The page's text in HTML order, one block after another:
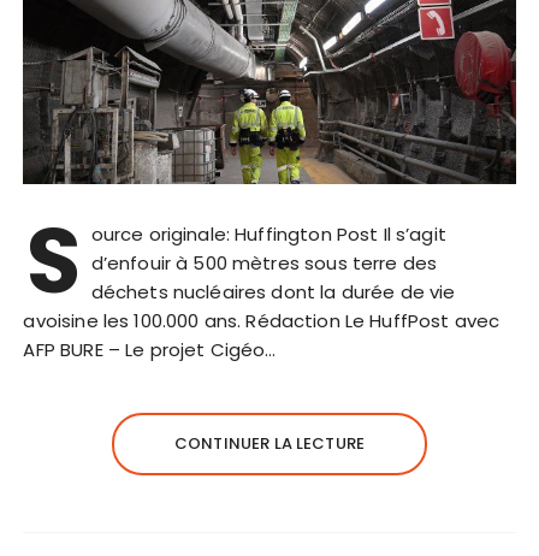
S ource originale: Huffington Post Il s’agit
d’enfouir à 500 mètres sous terre des
déchets nucléaires dont la durée de vie
avoisine les 100.000 ans. Rédaction Le HuffPost avec
AFP BURE – Le projet Cigéo…
CONTINUER LA LECTURE